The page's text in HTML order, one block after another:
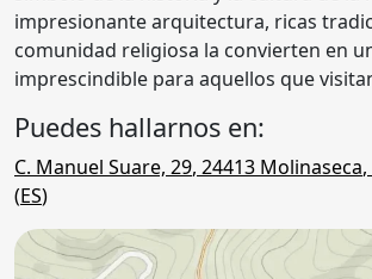
impresionante arquitectura, ricas
comunidad religiosa la convierten en
imprescindible para aquellos que
Puedes hallarnos en:
C. Manuel Suare, 29, 24413 Molinaseca,
(ES)